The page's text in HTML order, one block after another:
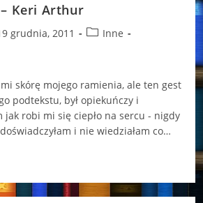
– Keri Arthur
grudnia, 2011
PostInne
skórę mojego ramienia, ale ten gest
podtekstu, był opiekuńczy i
jak robi mi się ciepło na sercu - nigdy
i nie wiedziałam co…